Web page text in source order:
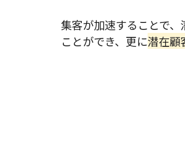
集客が加速することで
ことができ、更に潜在顧